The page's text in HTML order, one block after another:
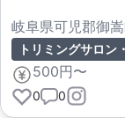
岐阜県可児郡御
トリミングサロン
500円〜
0 0